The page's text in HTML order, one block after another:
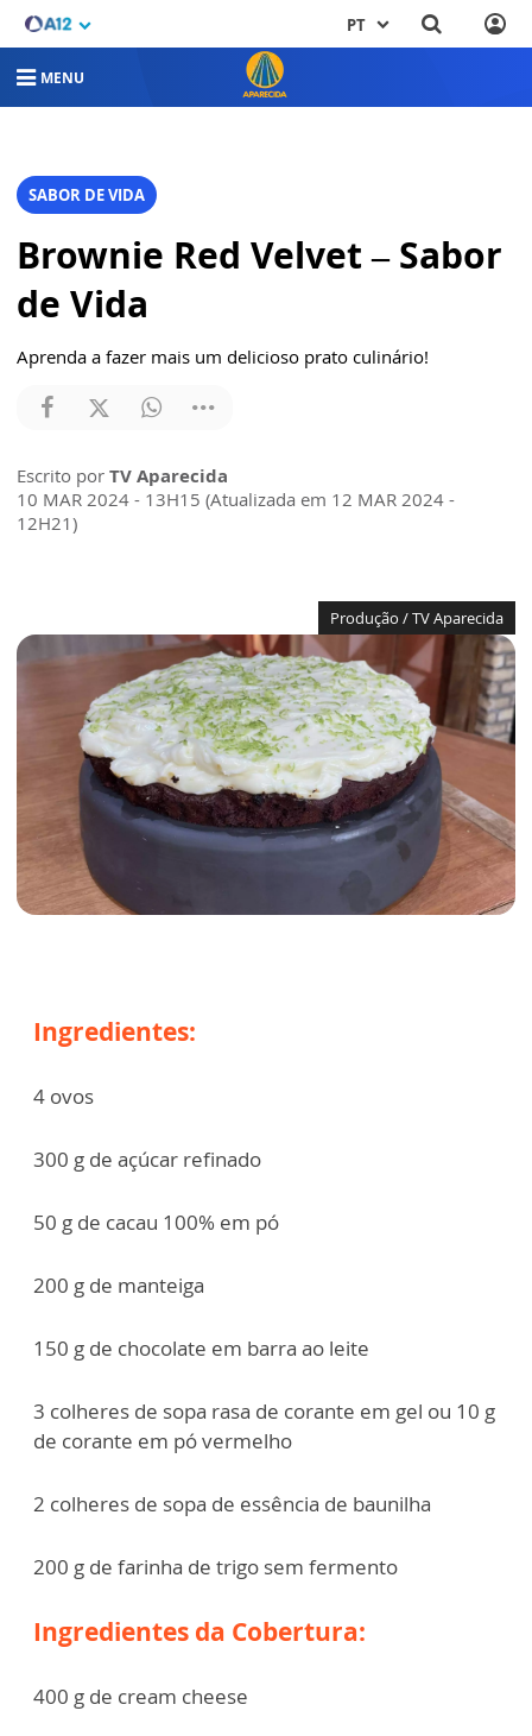
PT
MENU
SABOR DE VIDA
Brownie Red Velvet – Sabor
de Vida
Aprenda a fazer mais um delicioso prato culinário!
Escrito por TV Aparecida
10 MAR 2024 - 13H15 (Atualizada em 12 MAR 2024 -
12H21)
Produção / TV Aparecida
Ingredientes:
4 ovos
300 g de açúcar refinado
50 g de cacau 100% em pó
200 g de manteiga
150 g de chocolate em barra ao leite
3 colheres de sopa rasa de corante em gel ou 10 g
de corante em pó vermelho
2 colheres de sopa de essência de baunilha
200 g de farinha de trigo sem fermento
Ingredientes da Cobertura:
400 g de cream cheese